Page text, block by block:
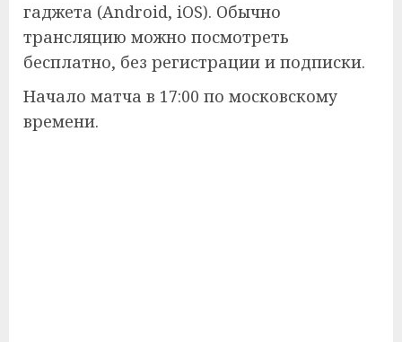
гаджета (Android, iOS). Обычно
трансляцию можно посмотреть
бесплатно, без регистрации и подписки.
Начало матча в 17:00 по московскому
времени.